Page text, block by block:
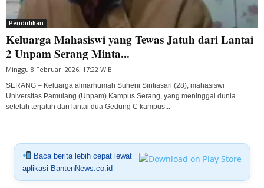
Pendidikan
Keluarga Mahasiswi yang Tewas Jatuh dari Lantai
2 Unpam Serang Minta...
Minggu 8 Februari 2026, 17:22 WIB
SERANG – Keluarga almarhumah Suheni Sintiasari (28), mahasiswi
Universitas Pamulang (Unpam) Kampus Serang, yang meninggal dunia
setelah terjatuh dari lantai dua Gedung C kampus...
Baca berita lebih cepat lewat
aplikasi BantenNews.co.id